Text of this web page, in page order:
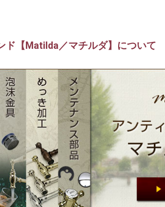
ド【Matilda／マチルダ】について